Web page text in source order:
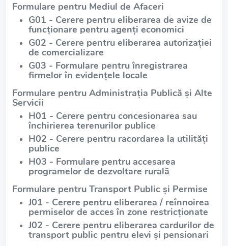
Formulare pentru Mediul de Afaceri
G01 - Cerere pentru eliberarea de avize de
funcționare pentru agenți economici
G02 - Cerere pentru eliberarea autorizației
de comercializare
G03 - Formulare pentru înregistrarea
firmelor în evidențele locale
Formulare pentru Administrația Publică și Alte
Servicii
H01 - Cerere pentru concesionarea sau
închirierea terenurilor publice
H02 - Cerere pentru racordarea la utilități
publice
H03 - Formulare pentru accesarea
programelor de dezvoltare rurală
Formulare pentru Transport Public și Permise
J01 - Cerere pentru eliberarea / reînnoirea
permiselor de acces în zone restricționate
J02 - Cerere pentru eliberarea cardurilor de
transport public pentru elevi și pensionari